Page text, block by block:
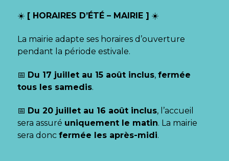
☀️ [ HORAIRES D’ÉTÉ – MAIRIE ] ☀️
La mairie adapte ses horaires d’ouverture
pendant la période estivale.
📅 Du 17 juillet au 15 août inclus, fermée
tous les samedis.
📅 Du 20 juillet au 16 août inclus, l’accueil
sera assuré uniquement le matin. La mairie
sera donc fermée les après-midi.